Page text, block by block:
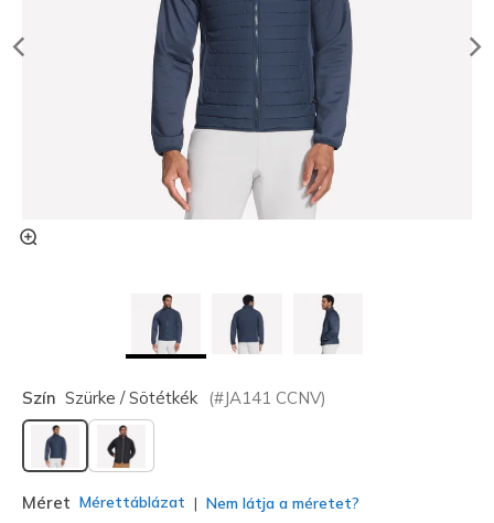
Szín Szürke / Sötétkék (#JA141 CCNV)
kiválasztva
Méret Mérettáblázat Nem látja a méretet?